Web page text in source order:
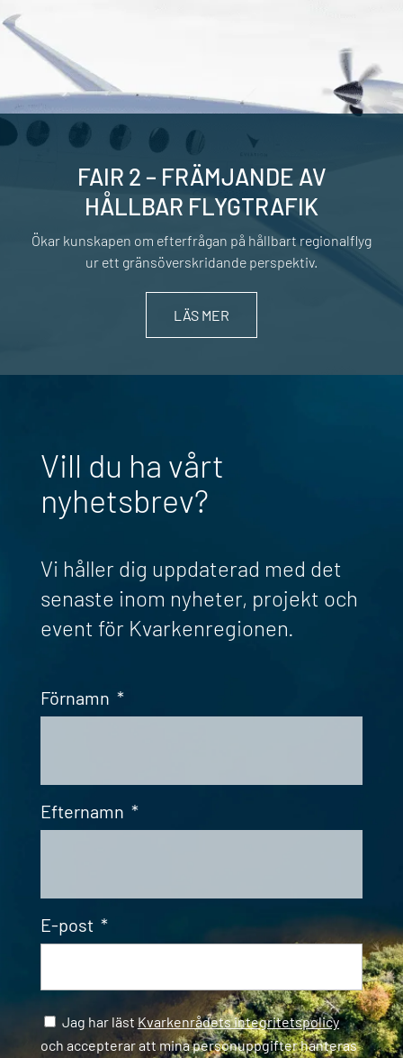
FAIR 2 – FRÄMJANDE AV
HÅLLBAR FLYGTRAFIK
Ökar kunskapen om efterfrågan på hållbart regionalflyg
ur ett gränsöverskridande perspektiv.
LÄS MER
Vill du ha vårt
nyhetsbrev?
Vi håller dig uppdaterad med det
senaste inom nyheter, projekt och
event för Kvarkenregionen.
Förnamn *
Efternamn *
E-post *
Samtycke *
Jag har läst Kvarkenrådets integritetspolicy
och accepterar att mina personuppgifter hanteras